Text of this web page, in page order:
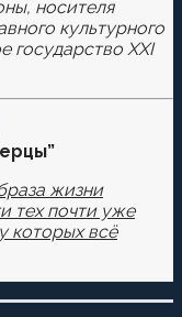
носителя
культурного
государство XXI
жизни
тех почти уже
которых всё